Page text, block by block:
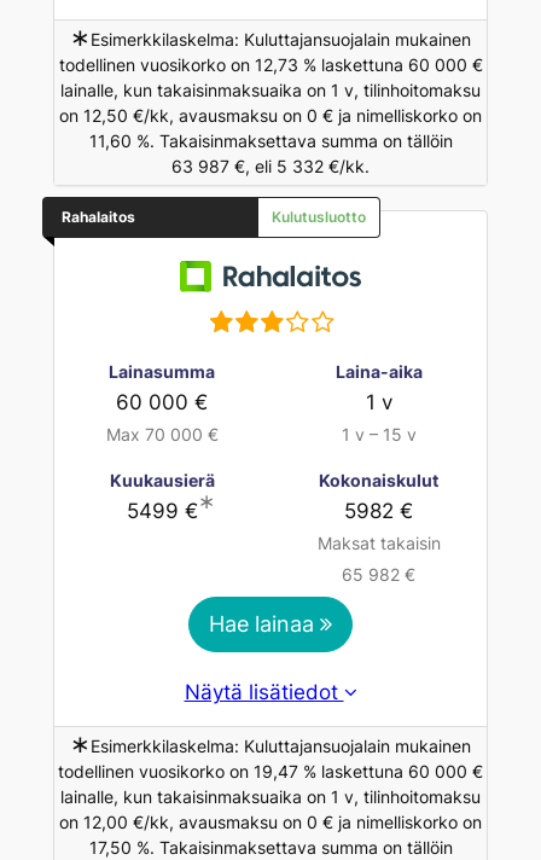
∗ Esimerkkilaskelma: Kuluttajansuojalain mukainen
todellinen vuosikorko on 12,73 % laskettuna 60 000 €
lainalle, kun takaisinmaksuaika on 1 v, tilinhoitomaksu
on 12,50 €/kk, avausmaksu on 0 € ja nimelliskorko on
11,60 %. Takaisinmaksettava summa on tällöin
63 987 €, eli 5 332 €/kk.
Rahalaitos Kulutusluotto
Lainasumma
60 000 €
Max 70 000 €
Laina-aika
1 v
1 v – 15 v
Kuukausierä
5499 €∗
Kokonaiskulut
5982 €
Maksat takaisin
65 982 €
Hae lainaa
Näytä lisätiedot
∗ Esimerkkilaskelma: Kuluttajansuojalain mukainen
todellinen vuosikorko on 19,47 % laskettuna 60 000 €
lainalle, kun takaisinmaksuaika on 1 v, tilinhoitomaksu
on 12,00 €/kk, avausmaksu on 0 € ja nimelliskorko on
17,50 %. Takaisinmaksettava summa on tällöin